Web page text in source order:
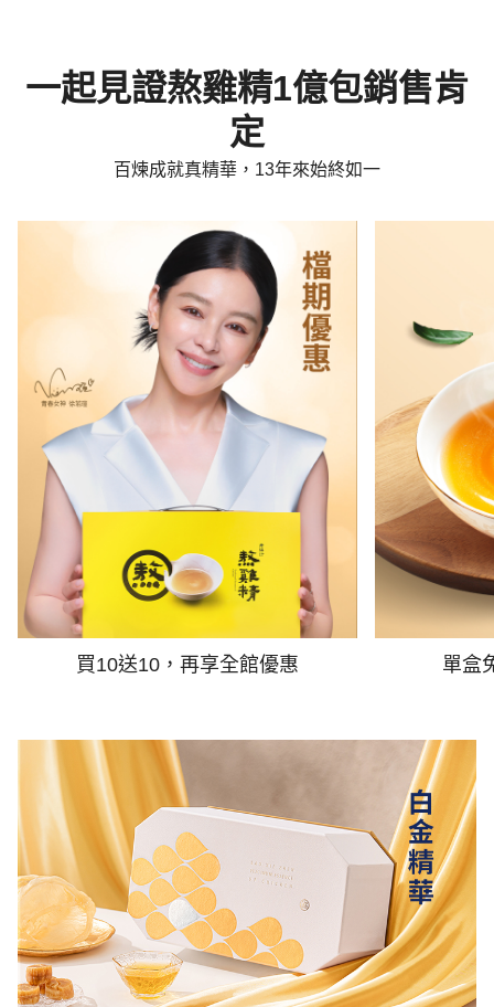
一起見證熬雞精1億包銷售肯
定
百煉成就真精華，13年來始終如一
買10送10，再享全館優惠 單盒